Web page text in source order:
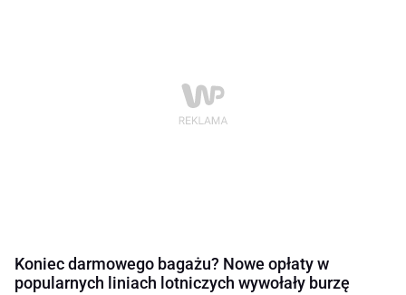
Koniec darmowego bagażu? Nowe opłaty w
popularnych liniach lotniczych wywołały burzę